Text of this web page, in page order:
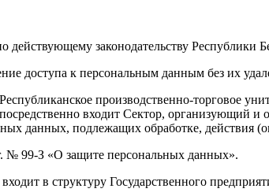
законодательству Республики
доступа к персональным данным без их
производственно-торговое
входит Сектор,
данных, подлежащих обработке,
№ 99-З «О защите персональных данных».
в структуру Государственного